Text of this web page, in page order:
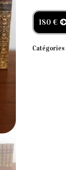
180 €
Catégories